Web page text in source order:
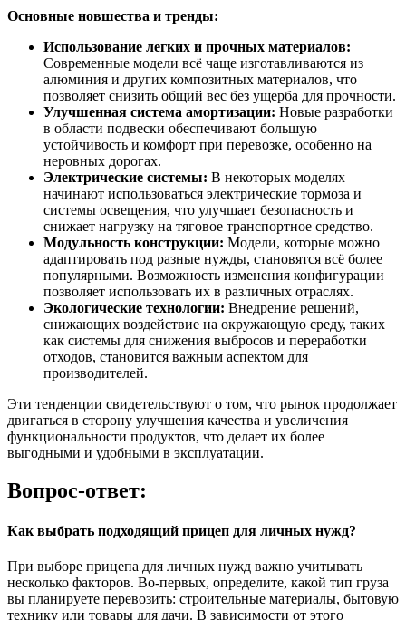
Основные новшества и тренды:
Использование легких и прочных материалов:
Современные модели всё чаще изготавливаются из
алюминия и других композитных материалов, что
позволяет снизить общий вес без ущерба для прочности.
Улучшенная система амортизации: Новые разработки
в области подвески обеспечивают большую
устойчивость и комфорт при перевозке, особенно на
неровных дорогах.
Электрические системы: В некоторых моделях
начинают использоваться электрические тормоза и
системы освещения, что улучшает безопасность и
снижает нагрузку на тяговое транспортное средство.
Модульность конструкции: Модели, которые можно
адаптировать под разные нужды, становятся всё более
популярными. Возможность изменения конфигурации
позволяет использовать их в различных отраслях.
Экологические технологии: Внедрение решений,
снижающих воздействие на окружающую среду, таких
как системы для снижения выбросов и переработки
отходов, становится важным аспектом для
производителей.
Эти тенденции свидетельствуют о том, что рынок продолжает
двигаться в сторону улучшения качества и увеличения
функциональности продуктов, что делает их более
выгодными и удобными в эксплуатации.
Вопрос-ответ:
Как выбрать подходящий прицеп для личных нужд?
При выборе прицепа для личных нужд важно учитывать
несколько факторов. Во-первых, определите, какой тип груза
вы планируете перевозить: строительные материалы, бытовую
технику или товары для дачи. В зависимости от этого